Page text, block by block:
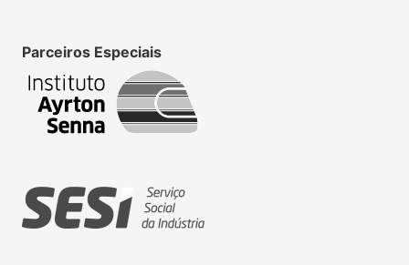
Parceiros Especiais